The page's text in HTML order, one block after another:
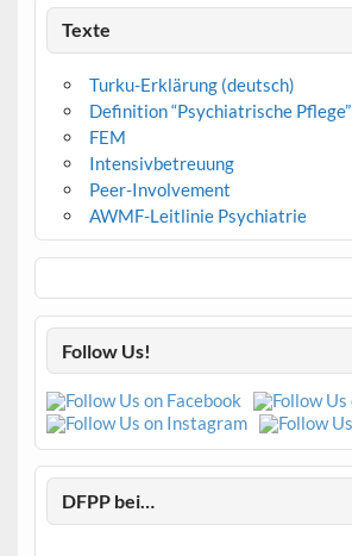
Texte
Turku-Erklärung (deutsch)
Definition “Psychiatrische Pflege”
FEM
Intensivbetreuung
Peer-Involvement
AWMF-Leitlinie Psychiatrie
Follow Us!
DFPP bei…